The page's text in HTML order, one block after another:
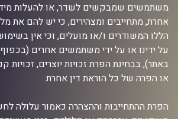
משתמשים שמבקשים לשדר, או להעלות
אחרת, מתחייבים ומצהירים, כי יש להם את
הללו המשודרים ו/או מועלים, וכי אין
על ידינו או על ידי משתמשים אחרים
באתר), בבחינת הפרת זכויות יוצרים, זכויות
או הפרה של כל הוראת דין אחרת.
הפרת ההתחייבות וההצהרה כאמור עלולה